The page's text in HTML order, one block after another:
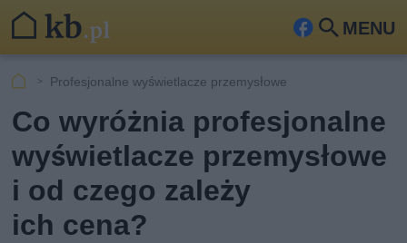
MENU
Fa Szu
Profesjonalne wyświetlacze przemysłowe
Co wyróżnia profesjonalne
wyświetlacze przemysłowe
i od czego zależy
ich cena?